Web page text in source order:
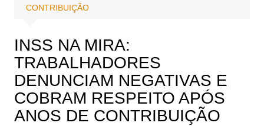
CONTRIBUIÇÃO
INSS NA MIRA:
TRABALHADORES
DENUNCIAM NEGATIVAS E
COBRAM RESPEITO APÓS
ANOS DE CONTRIBUIÇÃO